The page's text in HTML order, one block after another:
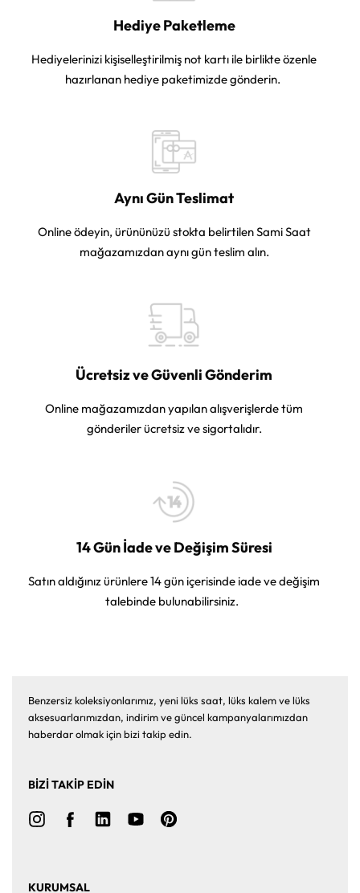
Hediye Paketleme
Hediyelerinizi kişiselleştirilmiş not kartı ile birlikte özenle
hazırlanan hediye paketimizde gönderin.
Aynı Gün Teslimat
Online ödeyin, ürününüzü stokta belirtilen Sami Saat
mağazamızdan aynı gün teslim alın.
Ücretsiz ve Güvenli Gönderim
Online mağazamızdan yapılan alışverişlerde tüm
gönderiler ücretsiz ve sigortalıdır.
14 Gün İade ve Değişim Süresi
Satın aldığınız ürünlere 14 gün içerisinde iade ve değişim
talebinde bulunabilirsiniz.
Benzersiz koleksiyonlarımız, yeni lüks saat, lüks kalem ve lüks
aksesuarlarımızdan, indirim ve güncel kampanyalarımızdan
haberdar olmak için bizi takip edin.
BİZİ TAKİP EDİN
KURUMSAL